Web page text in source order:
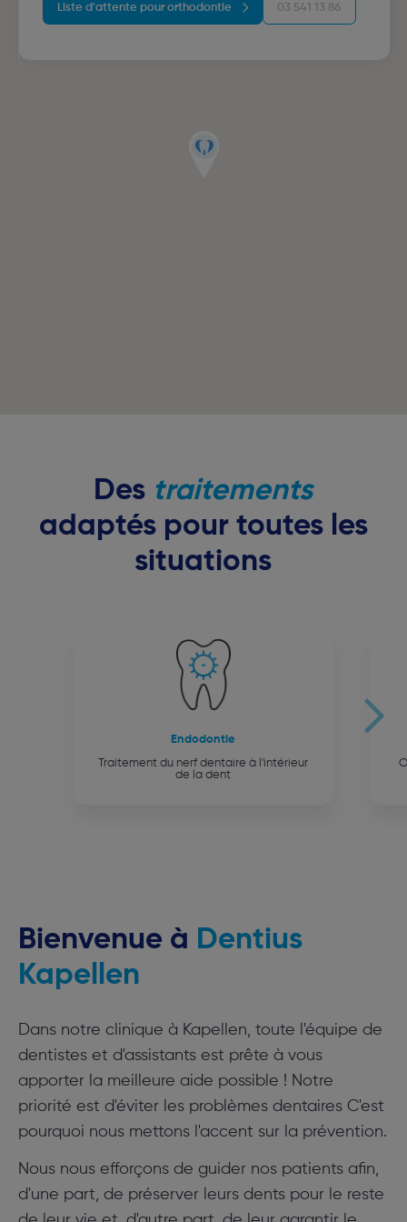
Liste d'attente pour orthodontie 03 541 13 86
Des traitements
adaptés pour toutes les
situations
Endodontie
Traitement du nerf dentaire à l'intérieur
de la dent
Bienvenue à Dentius
Kapellen
Dans notre clinique à Kapellen, toute l'équipe de
dentistes et d'assistants est prête à vous
apporter la meilleure aide possible ! Notre
priorité est d'éviter les problèmes dentaires C'est
pourquoi nous mettons l'accent sur la prévention.
Nous nous efforçons de guider nos patients afin,
d'une part, de préserver leurs dents pour le reste